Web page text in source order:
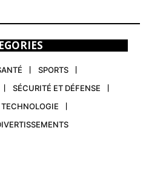
SPORTS
SÉCURITÉ ET DÉFENSE